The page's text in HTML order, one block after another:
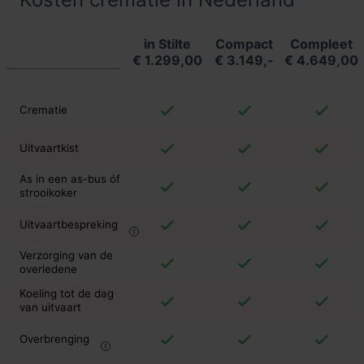
in Stilte
€ 1.299,00
Compact
€ 3.149,-
Compleet
€ 4.649,00
Crematie
Uitvaartkist
As in een as-bus óf
strooikoker
Uitvaartbespreking
Verzorging van de
overledene
Koeling tot de dag
van uitvaart
Overbrenging